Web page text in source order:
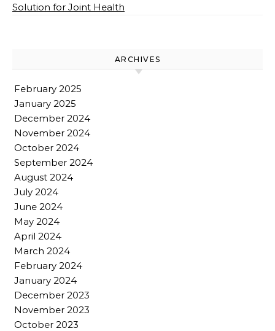
Solution for Joint Health
ARCHIVES
February 2025
January 2025
December 2024
November 2024
October 2024
September 2024
August 2024
July 2024
June 2024
May 2024
April 2024
March 2024
February 2024
January 2024
December 2023
November 2023
October 2023